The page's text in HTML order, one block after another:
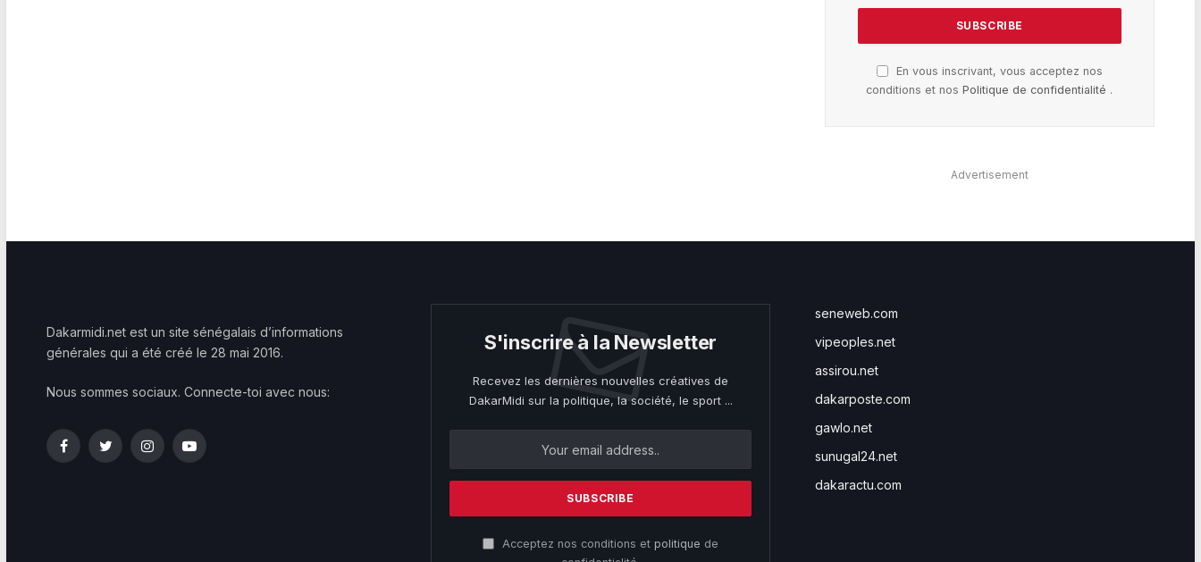
En vous inscrivant, vous acceptez nos
conditions et nosPolitique de confidentialité .
Advertisement
Dakarmidi.net est un site sénégalais d’informations
générales qui a été créé le 28 mai 2016.
Nous sommes sociaux. Connecte-toi avec nous:
FacebookTwitterInstagramYouTube
S'inscrire à la Newsletter
Recevez les dernières nouvelles créatives de
DakarMidi sur la politique, la société, le sport ...
Acceptez nos conditions et politique de
seneweb.com
vipeoples.net
assirou.net
dakarposte.com
gawlo.net
sunugal24.net
dakaractu.com